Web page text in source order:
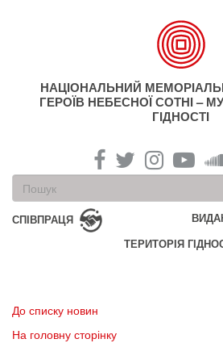
НАЦІОНАЛЬНИЙ
ГЕРОЇВ НЕБЕСНОЇ СОТНІ –
ГІДНОСТІ
Пошукова
форма
Пошук
СПІВПРАЦЯ
ТЕРИТОРІЯ
До списку новин
На головну сторінку